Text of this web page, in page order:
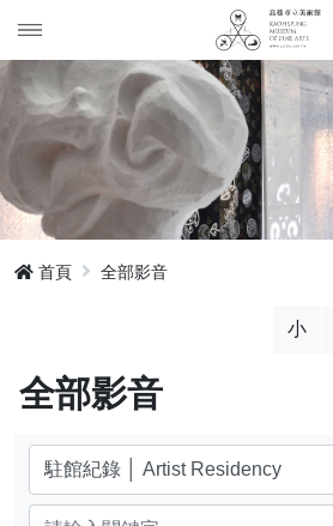
全部影音
網站地圖
回登入頁
首頁 全部影音
小
全部影音